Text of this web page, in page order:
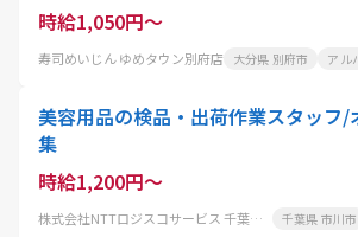
時給1,050円～
寿司めいじん ゆめタウン別府店 大分県 別府市 アル
美容用品の検品・出荷作業スタッフ/
集
時給1,200円～
株式会社NTTロジスコサービス 千葉物流センター 千葉県 市川市